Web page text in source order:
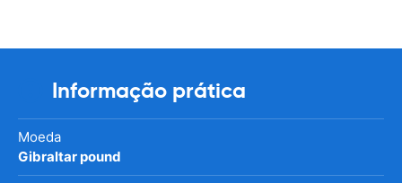
Informação prática
Moeda
Gibraltar pound